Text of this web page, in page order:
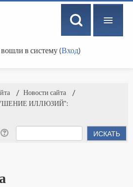
в систему (Вход)
→ Новости сайта
→
ИЛЛЮЗИЙ":